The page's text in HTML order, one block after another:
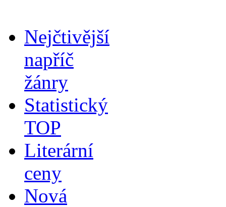
Nejčtivější
napříč
žánry
Statistický
TOP
Literární
ceny
Nová